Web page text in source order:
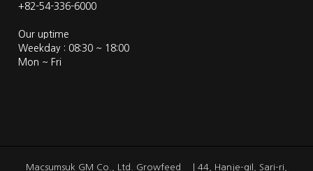
+82-54-336-6000
Our uptime
Weekday : 08:30 ~ 18:00
Mon ~ Fri
Macsumsuk GM Co., Ltd. Growfeed ｜44, Hanje-gil, Sari-ri,